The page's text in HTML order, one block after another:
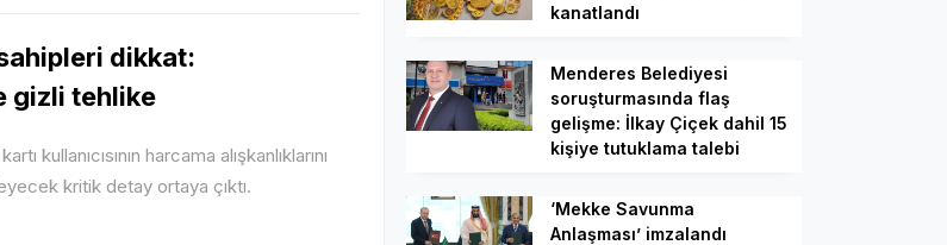
dikkat:
gizli tehlike
kullanıcısının harcama alışkanlıklarını
kritik detay ortaya çıktı.
kanatlandı
Menderes Belediyesi
soruşturmasında flaş
gelişme: İlkay Çiçek dahil 15
kişiye tutuklama talebi
‘Mekke Savunma
Anlaşması’ imzalandı